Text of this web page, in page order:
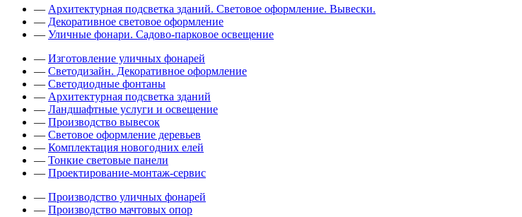
— Архитектурная подсветка зданий. Световое оформление. Вывески.
— Декоративное световое оформление
— Уличные фонари. Садово-парковое освещение
— Изготовление уличных фонарей
— Светодизайн. Декоративное оформление
— Светодиодные фонтаны
— Архитектурная подсветка зданий
— Ландшафтные услуги и освещение
— Производство вывесок
— Световое оформление деревьев
— Комплектация новогодних елей
— Тонкие световые панели
— Проектирование-монтаж-сервис
— Производство уличных фонарей
— Производство мачтовых опор